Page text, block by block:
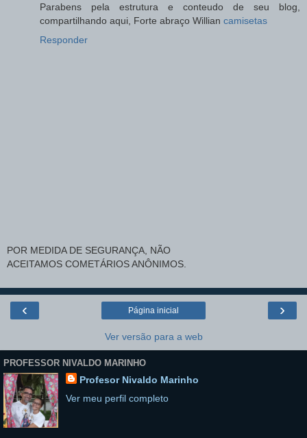
Parabens pela estrutura e conteudo de seu blog,
compartilhando aqui, Forte abraço Willian camisetas
Responder
POR MEDIDA DE SEGURANÇA, NÃO
ACEITAMOS COMETÁRIOS ANÔNIMOS.
‹ ›
Página inicial
Ver versão para a web
PROFESSOR NIVALDO MARINHO
Profesor Nivaldo Marinho
Ver meu perfil completo